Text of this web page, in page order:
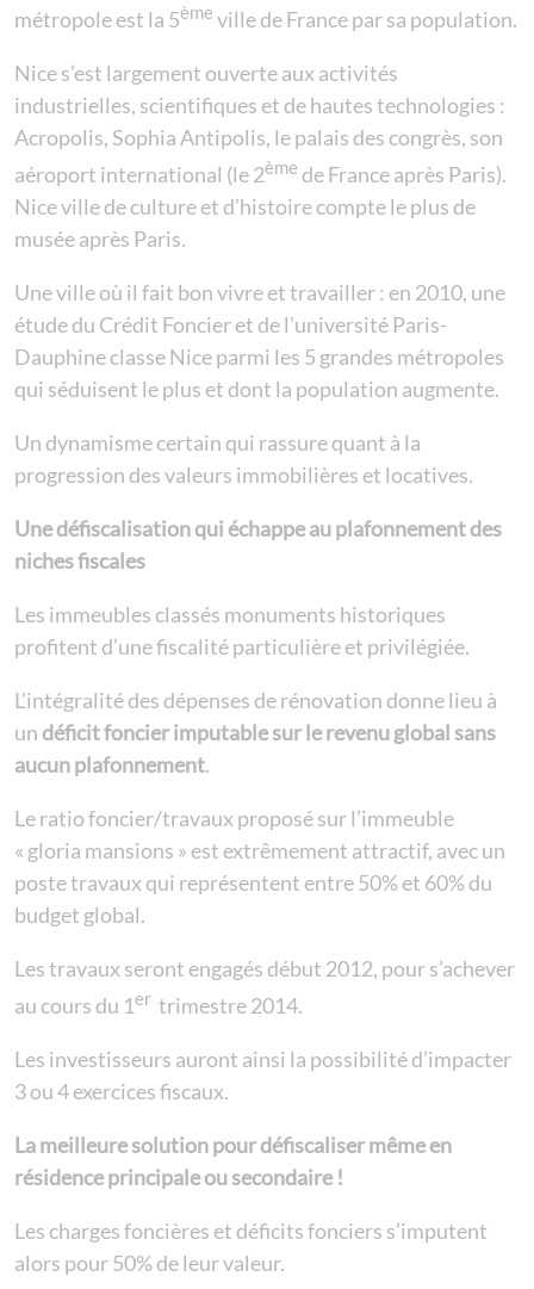
métropole est la 5ème ville de France par sa population.
Nice s’est largement ouverte aux activités
industrielles, scientifiques et de hautes technologies :
Acropolis, Sophia Antipolis, le palais des congrès, son
aéroport international (le 2ème de France après Paris).
Nice ville de culture et d’histoire compte le plus de
musée après Paris.
Une ville où il fait bon vivre et travailler : en 2010, une
étude du Crédit Foncier et de l’université Paris-
Dauphine classe Nice parmi les 5 grandes métropoles
qui séduisent le plus et dont la population augmente.
Un dynamisme certain qui rassure quant à la
progression des valeurs immobilières et locatives.
Une défiscalisation qui échappe au plafonnement des
niches fiscales
Les immeubles classés monuments historiques
profitent d’une fiscalité particulière et privilégiée.
L’intégralité des dépenses de rénovation donne lieu à
undéficit foncier imputable sur le revenuglobal sans
aucun plafonnement.
Le ratio foncier/travaux proposé sur l’immeuble
« gloria mansions » est extrêmement attractif, avec un
poste travaux qui représentent entre 50% et 60% du
budget global.
Les travaux seront engagés début 2012, pour s’achever
au cours du 1er trimestre 2014.
Les investisseurs auront ainsi la possibilité d’impacter
3 ou 4 exercices fiscaux.
La meilleure solution pour défiscaliser même en
résidence principale ou secondaire !
Les charges foncières et déficits fonciers s’imputent
alors pour 50% de leur valeur.